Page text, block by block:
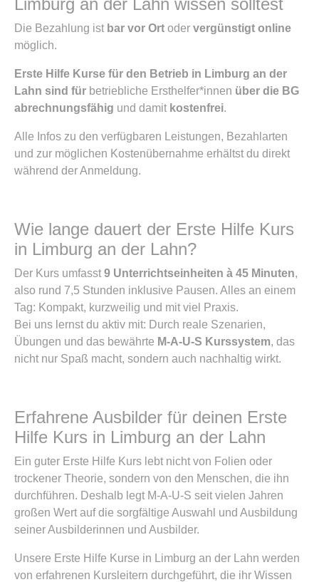
Limburg an der Lahn wissen solltest
Die Bezahlung ist bar vor Ort oder vergünstigt online
möglich.
Erste Hilfe Kurse für den Betrieb in Limburg an der
Lahn sind für betriebliche Ersthelfer*innen über die BG
abrechnungsfähig und damit kostenfrei.
Alle Infos zu den verfügbaren Leistungen, Bezahlarten
und zur möglichen Kostenübernahme erhältst du direkt
während der Anmeldung.
Wie lange dauert der Erste Hilfe Kurs
in Limburg an der Lahn?
Der Kurs umfasst 9 Unterrichtseinheiten à 45 Minuten,
also rund 7,5 Stunden inklusive Pausen. Alles an einem
Tag: Kompakt, kurzweilig und mit viel Praxis.
Bei uns lernst du aktiv mit: Durch reale Szenarien,
Übungen und das bewährte M-A-U-S Kurssystem, das
nicht nur Spaß macht, sondern auch nachhaltig wirkt.
Erfahrene Ausbilder für deinen Erste
Hilfe Kurs in Limburg an der Lahn
Ein guter Erste Hilfe Kurs lebt nicht von Folien oder
trockener Theorie, sondern von den Menschen, die ihn
durchführen. Deshalb legt M-A-U-S seit vielen Jahren
großen Wert auf die sorgfältige Auswahl und Ausbildung
seiner Ausbilderinnen und Ausbilder.
Unsere Erste Hilfe Kurse in Limburg an der Lahn werden
von erfahrenen Kursleitern durchgeführt, die ihr Wissen